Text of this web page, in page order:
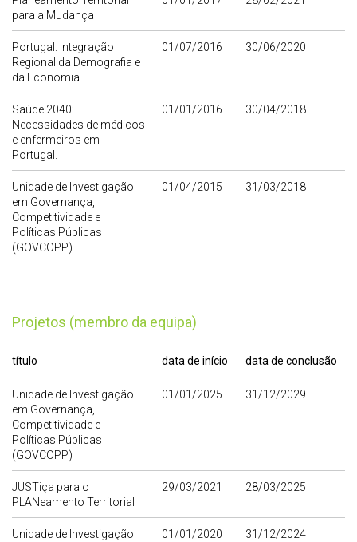
para a Mudança
Portugal: Integração
Regional da Demografia e
da Economia
01/07/2016 30/06/2020
Saúde 2040:
Necessidades de médicos
e enfermeiros em
Portugal.
01/01/2016 30/04/2018
Unidade de Investigação
em Governança,
Competitividade e
Políticas Públicas
(GOVCOPP)
01/04/2015 31/03/2018
Projetos (membro da equipa)
título data de início data de conclusão
Unidade de Investigação
em Governança,
Competitividade e
Políticas Públicas
(GOVCOPP)
01/01/2025 31/12/2029
JUSTiça para o
PLANeamento Territorial
29/03/2021 28/03/2025
Unidade de Investigação
01/01/2020 31/12/2024